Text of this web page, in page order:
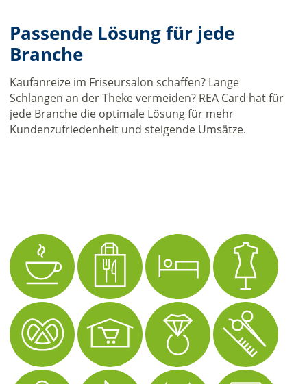
Passende Lösung für jede
Branche
Kaufanreize im Friseursalon schaffen? Lange
Schlangen an der Theke vermeiden? REA Card hat für
jede Branche die optimale Lösung für mehr
Kundenzufriedenheit und steigende Umsätze.